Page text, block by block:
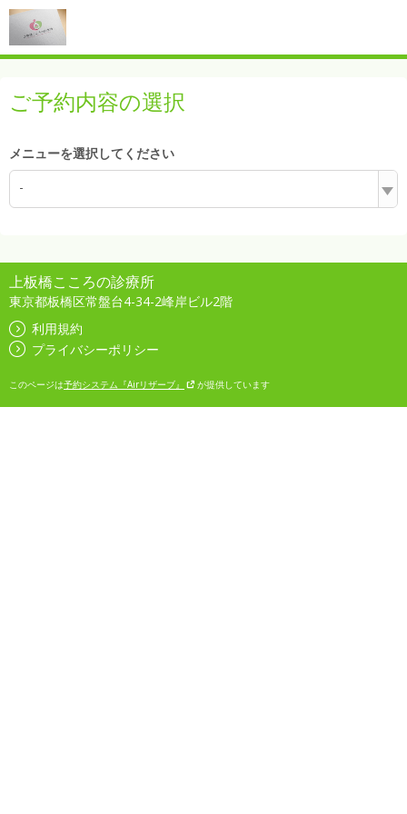
ご予約内容の選択
メニューを選択してください
-
上板橋こころの診療所
東京都板橋区常盤台4-34-2峰岸ビル2階
利用規約
プライバシーポリシー
このページは予約システム『Airリザーブ』 が提供しています